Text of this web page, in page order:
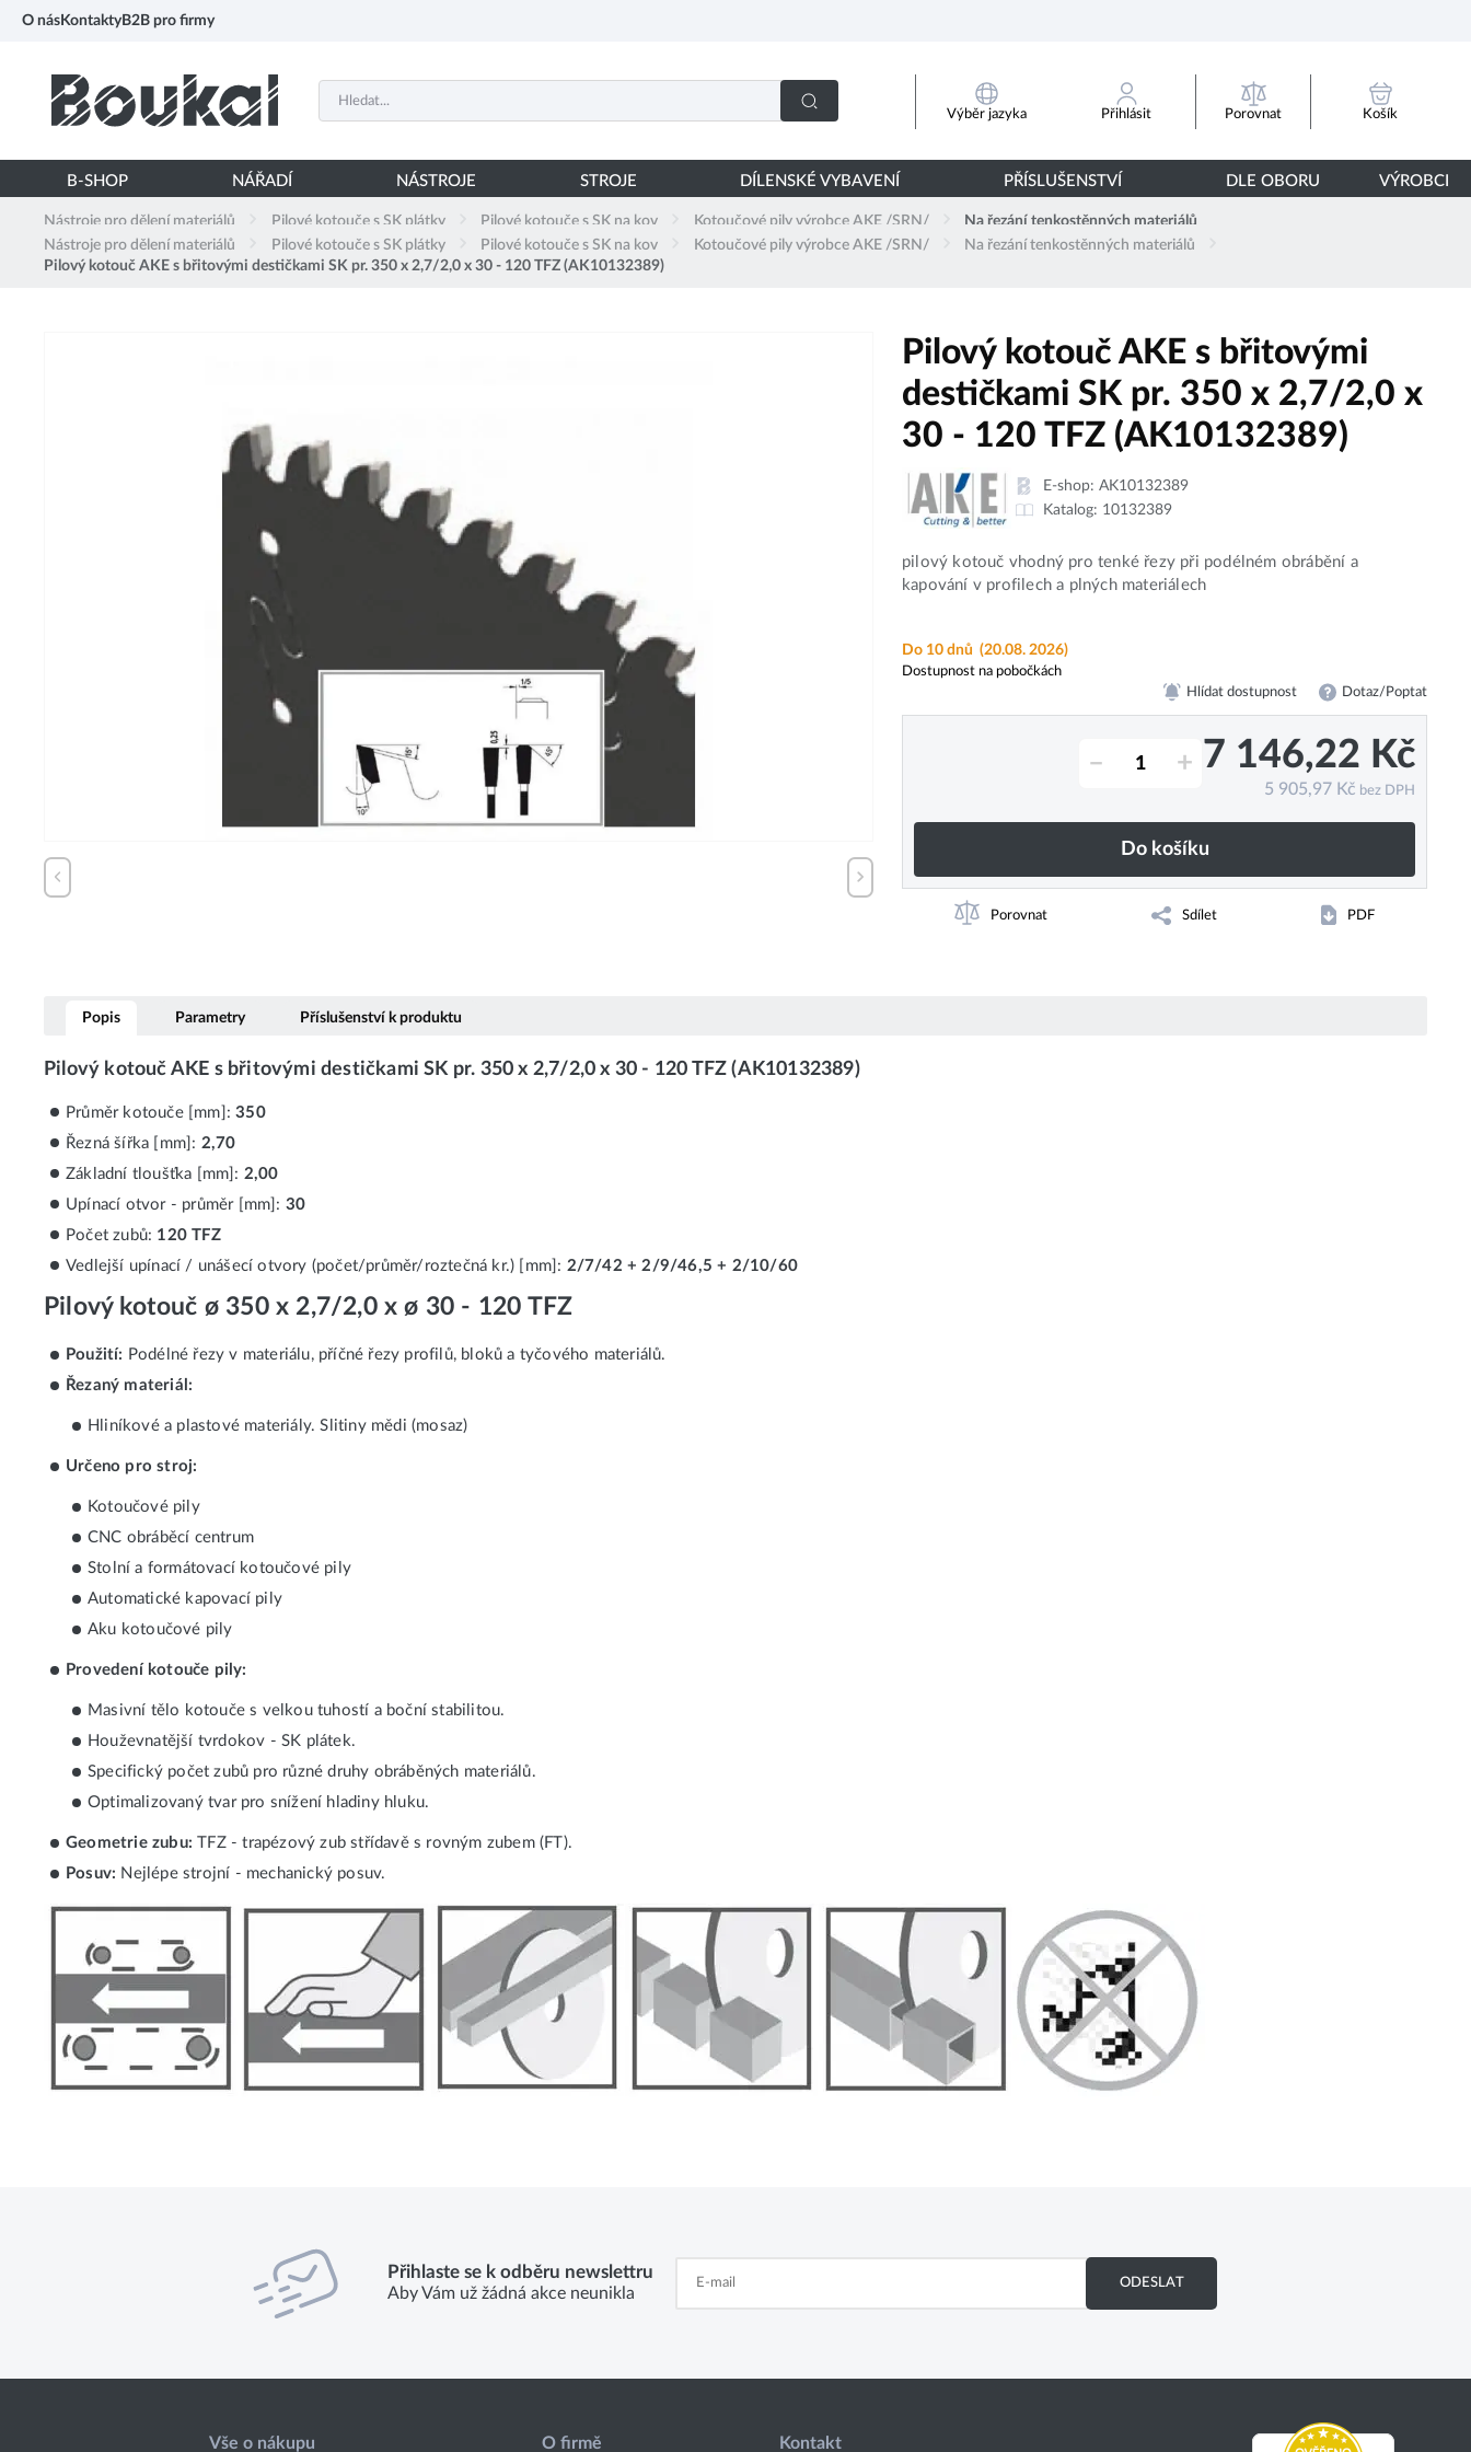
O nás Kontakty B2B pro firmy
Výběr jazyka Přihlásit Porovnat Košík
B-SHOP NÁŘADÍ NÁSTROJE STROJE DÍLENSKÉ VYBAVENÍ PŘÍSLUŠENSTVÍ DLE OBORU VÝROBCI
Nástroje pro dělení materiálů Pilové kotouče s SK plátky Pilové kotouče s SK na kov Kotoučové pily výrobce AKE /SRN/
Na řezání tenkostěnných materiálů
Nástroje pro dělení materiálů
Pilové kotouče s SK plátky Pilové kotouče s SK na kov Kotoučové pily výrobce AKE /SRN/
Na řezání tenkostěnných materiálů
Pilový kotouč AKE s břitovými destičkami SK pr. 350 x 2,7/2,0 x 30 - 120 TFZ (AK10132389)
Pilový kotouč AKE s břitovými
destičkami SK pr. 350 x 2,7/2,0 x
30 - 120 TFZ (AK10132389)
E-shop: AK10132389
Katalog: 10132389
pilový kotouč vhodný pro tenké řezy při podélném obrábění a
kapování v profilech a plných materiálech
Do 10 dnů (20.08. 2026)
Dostupnost na pobočkách
Hlídat dostupnost Dotaz/Poptat
– + 7 146,22 Kč
5 905,97 Kč bez DPH
Do košíku
Porovnat Sdílet PDF
Popis Parametry Příslušenství k produktu
Pilový kotouč AKE s břitovými destičkami SK pr. 350 x 2,7/2,0 x 30 - 120 TFZ (AK10132389)
Průměr kotouče [mm]:350
Řezná šířka [mm]: 2,70
Základní tloušťka [mm]: 2,00
Upínací otvor - průměr [mm]: 30
Počet zubů: 120 TFZ
Vedlejší upínací / unášecí otvory (počet/průměr/roztečná kr.) [mm]: 2/7/42 + 2/9/46,5 + 2/10/60
Pilový kotouč ø 350 x 2,7/2,0 x ø 30 - 120 TFZ
Použití: Podélné řezy v materiálu, příčné řezy profilů, bloků a tyčového materiálů.
Řezaný materiál:
Hliníkové a plastové materiály. Slitiny mědi (mosaz)
Určeno pro stroj:
Kotoučové pily
CNC obráběcí centrum
Stolní a formátovací kotoučové pily
Automatické kapovací pily
Aku kotoučové pily
Provedení kotouče pily:
Masivní tělo kotouče s velkou tuhostí a boční stabilitou.
Houževnatější tvrdokov - SK plátek.
Specifický počet zubů pro různé druhy obráběných materiálů.
Optimalizovaný tvar pro snížení hladiny hluku.
Geometrie zubu: TFZ - trapézový zub střídavě s rovným zubem (FT).
Posuv: Nejlépe strojní - mechanický posuv.
Přihlaste se k odběru newslettru
Aby Vám už žádná akce neunikla
ODESLAT
Vše o nákupu O firmě Kontakt